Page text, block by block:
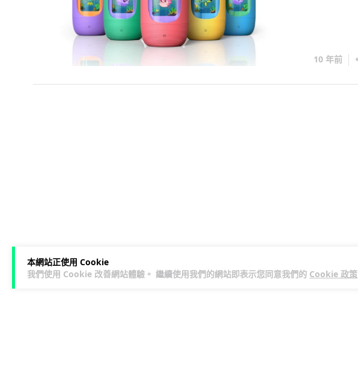
本網站正使用 Cookie
我們使用 Cookie 改善網站體驗。 繼續使用我們的網站即表示您同意我們的 Cookie 政策
10 年前